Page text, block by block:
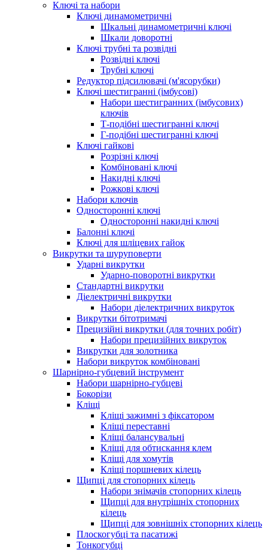
Ключі та набори
Ключі динамометричні
Шкальні динамометричні ключі
Шкали доворотні
Ключі трубні та розвідні
Розвідні ключі
Трубні ключі
Редуктор підсилювачі (м'ясорубки)
Ключі шестигранні (імбусові)
Набори шестигранних (імбусових)
ключів
Т-подібні шестигранні ключі
Г-подібні шестигранні ключі
Ключі гайкові
Розрізні ключі
Комбіновані ключі
Накидні ключі
Рожкові ключі
Набори ключів
Односторонні ключі
Односторонні накидні ключі
Балонні ключі
Ключі для шліцевих гайок
Викрутки та шуруповерти
Ударні викрутки
Ударно-поворотні викрутки
Стандартні викрутки
Діелектричні викрутки
Набори діелектричних викруток
Викрутки бітотримачі
Прецизійні викрутки (для точних робіт)
Набори прецизійних викруток
Викрутки для золотника
Набори викруток комбіновані
Шарнірно-губцевий інструмент
Набори шарнірно-губцеві
Бокорізи
Кліщі
Кліщі зажимні з фіксатором
Кліщі переставні
Кліщі балансувальні
Кліщі для обтискання клем
Кліщі для хомутів
Кліщі поршневих кілець
Щипці для стопорних кілець
Набори знімачів стопорних кілець
Щипці для внутрішніх стопорних
кілець
Щипці для зовнішніх стопорних кілець
Плоскогубці та пасатижі
Тонкогубці